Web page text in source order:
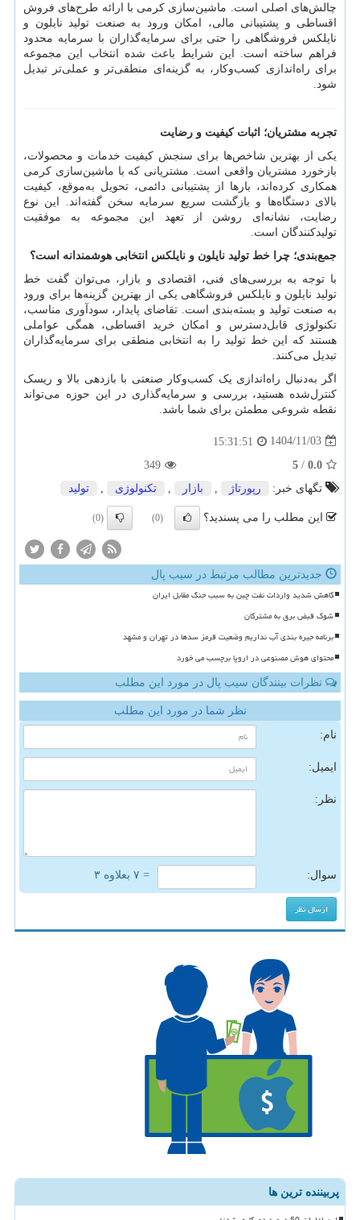
چالش‌های اصلی است. ماشین‌سازی کرمی با ارائه طرح‌های فروش
اقساطی و پشتیبانی مالی، امکان ورود به صنعت تولید نایلون و
نایلکس فروشگاهی را حتی برای سرمایه‌گذاران با سرمایه محدود
فراهم ساخته است. این شرایط باعث شده انتخاب این مجموعه
برای راه‌اندازی کسب‌وکار، به گزینه‌ای منطقی‌تر و عملی‌تر تبدیل
شود.
تجربه مشتریان؛ اثبات کیفیت و رضایت
یکی از بهترین شاخص‌ها برای سنجش کیفیت خدمات و محصولات،
بازخورد مشتریان واقعی است. مشتریانی که با ماشین‌سازی کرمی
همکاری کرده‌اند، بارها از پشتیبانی دائمی، تحویل به‌موقع، کیفیت
بالای دستگاه‌ها و بازگشت سریع سرمایه سخن گفته‌اند. این نوع
رضایت، نشانه‌ای روشن از تعهد این مجموعه به موفقیت
تولیدکنندگان است.
جمع‌بندی؛ چرا خط تولید نایلون و نایلکس انتخابی هوشمندانه است؟
با توجه به بررسی‌های فنی، اقتصادی و بازار، می‌توان گفت خط
تولید نایلون و نایلکس فروشگاهی یکی از بهترین گزینه‌ها برای ورود
به صنعت تولید و بسته‌بندی است. تقاضای پایدار، سودآوری مناسب،
تکنولوژی قابل‌دسترس و امکان خرید اقساطی، همگی عواملی
هستند که این خط تولید را به انتخابی منطقی برای سرمایه‌گذاران
تبدیل می‌کنند.
اگر به‌دنبال راه‌اندازی یک کسب‌وکار صنعتی با بازدهی بالا و ریسک
کنترل‌شده هستید، بررسی و سرمایه‌گذاری در این حوزه می‌تواند
نقطه شروعی مطمئن برای شما باشد.
1404/11/03
15:31:51
0.0
/
5
349
تگهای خبر:
رپورتاژ بازار تكنولوژی تولید
این مطلب را می پسندید؟ (0)
(0)
جدیدترین مطالب مرتبط در سیب پال
کاهش شدید واردات نفت چین به سبب جنگ مقابل ایران
شوک قبض برق به مشترکان
برنامه جیره بندی آب نداریم وضعیت قرمز سدها در تهران و مشهد
محتوای هوش مصنوعی در اروپا برچسب می خورد
نظرات بینندگان سیب پال در مورد این مطلب
نظر شما در مورد این مطلب
نام:
ایمیل:
نظر:
سوال: = ۷ بعلاوه ۳
پربیننده ترین ها